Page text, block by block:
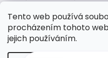
Tento web používá
procházením tohoto
jejich používáním.
ARCHIV